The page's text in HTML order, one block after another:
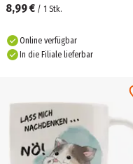
8,99 € / 1 Stk.
Online verfügbar
In die Filiale lieferbar